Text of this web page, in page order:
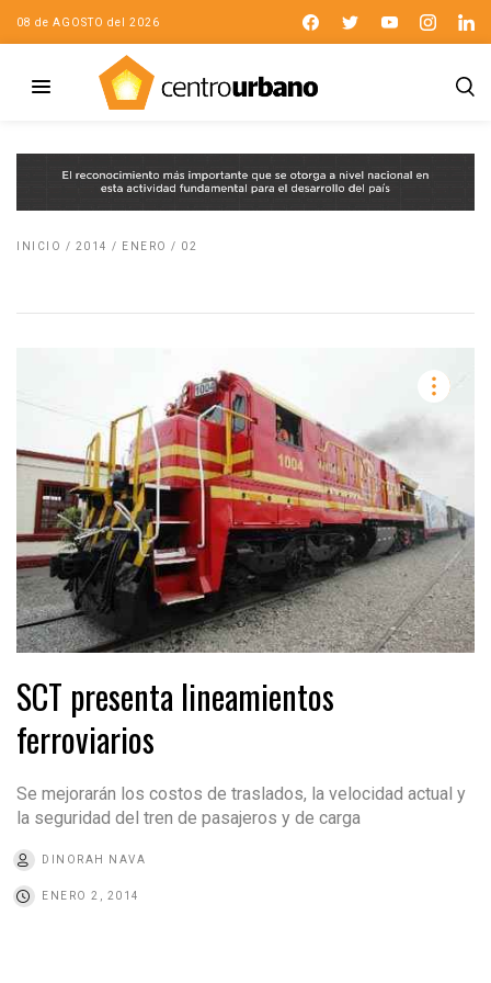
08 de AGOSTO del 2026
INICIO / 2014 / ENERO / 02
SCT presenta lineamientos
ferroviarios
Se mejorarán los costos de traslados, la velocidad actual y
la seguridad del tren de pasajeros y de carga
DINORAH NAVA
ENERO 2, 2014